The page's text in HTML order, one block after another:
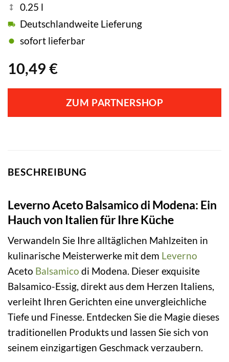
10,49 €
0.25 l
Deutschlandweite Lieferung
sofort lieferbar
ZUM PARTNERSHOP
BESCHREIBUNG
Leverno Aceto Balsamico di Modena: Ein
Hauch von Italien für Ihre Küche
Verwandeln Sie Ihre alltäglichen Mahlzeiten in
kulinarische Meisterwerke mit dem Leverno
Aceto Balsamico di Modena. Dieser exquisite
Balsamico-Essig, direkt aus dem Herzen Italiens,
verleiht Ihren Gerichten eine unvergleichliche
Tiefe und Finesse. Entdecken Sie die Magie dieses
traditionellen Produkts und lassen Sie sich von
seinem einzigartigen Geschmack verzaubern.